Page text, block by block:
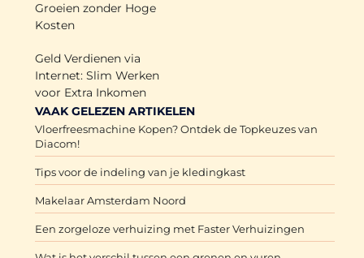
Groeien zonder Hoge
Kosten
Geld Verdienen via
Internet: Slim Werken
voor Extra Inkomen
VAAK GELEZEN ARTIKELEN
Vloerfreesmachine Kopen? Ontdek de Topkeuzes van
Diacom!
Tips voor de indeling van je kledingkast
Makelaar Amsterdam Noord
Een zorgeloze verhuizing met Faster Verhuizingen